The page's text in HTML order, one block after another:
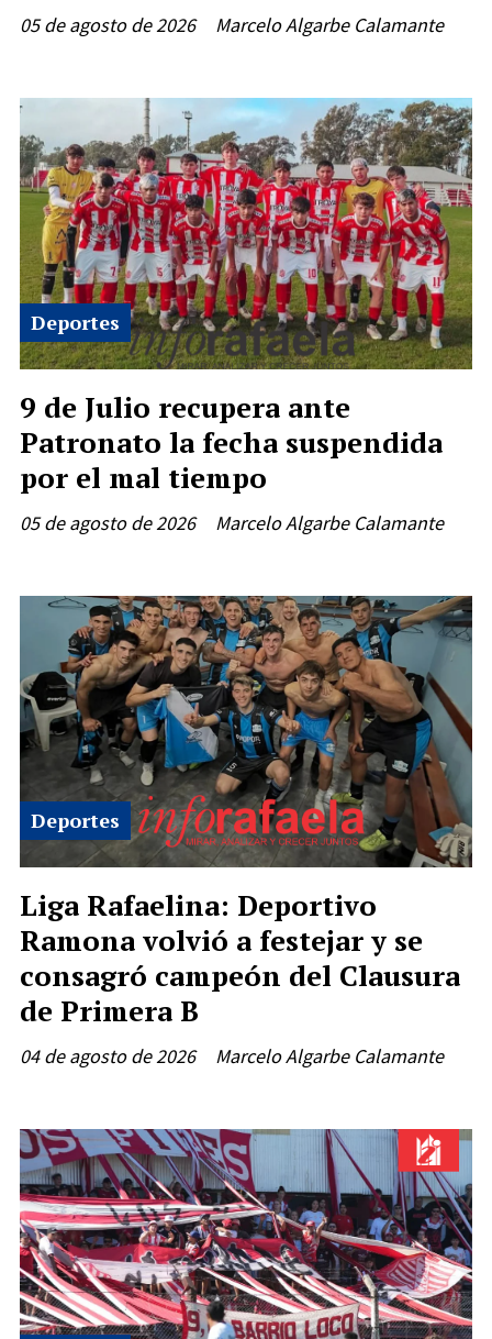
Marcelo Algarbe Calamante
05 de agosto de 2026
9 de Julio recupera ante
Patronato la fecha suspendida
por el mal tiempo
Marcelo Algarbe Calamante
Deportes
05 de agosto de 2026
Liga Rafaelina: Deportivo
Ramona volvió a festejar y se
consagró campeón del Clausura
de Primera B
Marcelo Algarbe Calamante
Deportes
04 de agosto de 2026